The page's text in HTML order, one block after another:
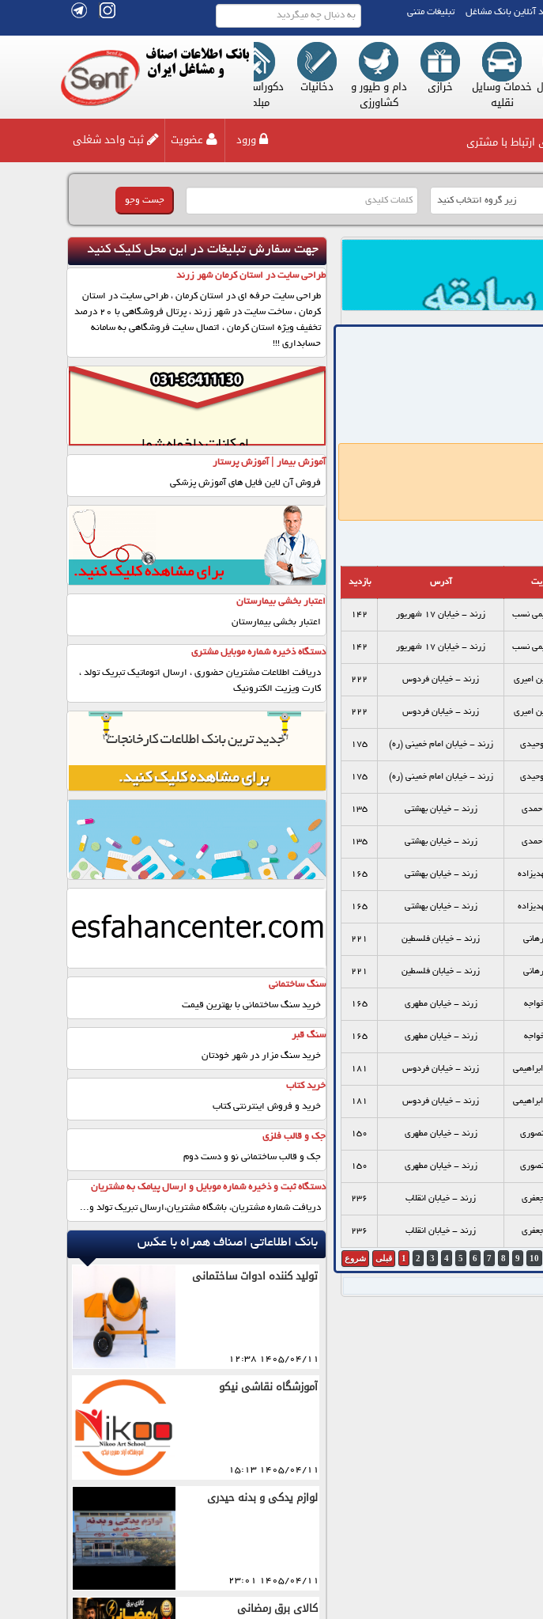
آنلاین بانک مشاغل تبلیغات متنی
منازل خدمات وسایل
خرازی
دام و طیور و
کشاورزی
دخانیات صنعت طب و پزشکان
بانک اطلاعات اصناف
و مشاغل ایران
ارتباط با مشتری ثبت واحد شغلی عضویت ورود
آدرس بازدید
نسب زرند - خیابان 17 شهریور 142
نسب زرند - خیابان 17 شهریور 142
امیری زرند - خیابان فردوس 222
امیری زرند - خیابان فردوس 222
زرند - خیابان امام خمینی (ره) 175
زرند - خیابان امام خمینی (ره) 175
زرند - خیابان بهشتی 135
زرند - خیابان بهشتی 135
زرند - خیابان بهشتی 165
زرند - خیابان بهشتی 165
زرند - خیابان فلسطین 221
زرند - خیابان فلسطین 221
زرند - خیابان مطهري 165
زرند - خیابان مطهري 165
زرند - خیابان فردوس 181
زرند - خیابان فردوس 181
زرند - خیابان مطهری 150
زرند - خیابان مطهری 150
زرند - خیابان انقلاب 236
زرند - خیابان انقلاب 236
شروع قبلی 1 2 3 4 5 6 7 8 9 10
جهت سفارش تبلیغات در این محل کلیک کنید
طراحی سایت در استان کرمان شهر زرند
طراحی سایت حرفه ای در استان کرمان ، طراحی سایت در استان
کرمان ، ساخت سایت در شهر زرند ، پرتال فروشگاهی با 20 درصد
تخفیف ویژه استان کرمان ، اتصال سایت فروشگاهی به سامانه
حسابداری !!!
آموزش بیمار | آموزش پرستار
فروش آن لاین فایل های آموزش پزشکی
اعتبار بخشی بیمارستان
اعتبار بخشی بیمارستان
دستگاه ذخیره شماره موبایل مشتری
دریافت اطلاعات مشتریان حضوری ، ارسال اتوماتیک تبریک تولد ،
کارت ویزیت الکترونیک
سنگ ساختمانی
خرید سنگ ساختمانی با بهترین قیمت
سنگ قبر
خرید سنگ مزار در شهر خودتان
خرید کتاب
خرید و فروش اینترنتی کتاب
جک و قالب فلزی
جک و قالب ساختمانی نو و دست دوم
دستگاه ثبت و ذخیره شماره موبایل و ارسال پیامک به مشتریان
دریافت شماره مشتریان، باشگاه مشتریان،ارسال تبریک تولد و...
بانک اطلاعاتی اصناف همراه با عکس
تولید کننده ادوات ساختمانی
1405/04/11 12:38
آموزشگاه نقاشی نیکو
1405/04/11 15:13
لوازم یدکی و بدنه حیدری
1405/04/11 23:01
کالای برق رمضانی